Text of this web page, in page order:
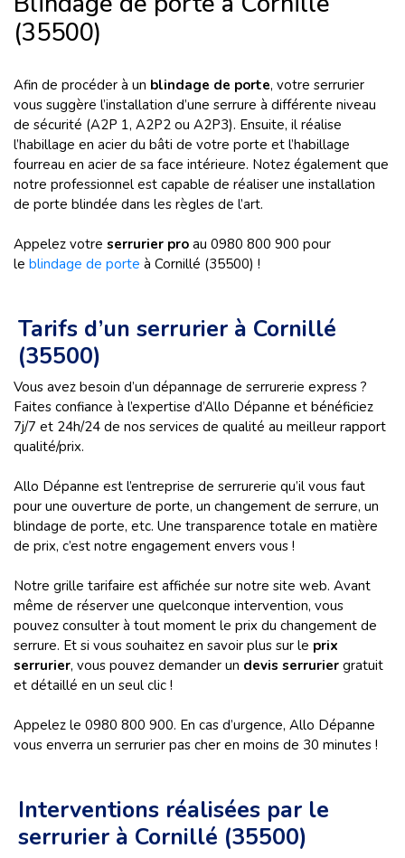
(35500)
Afin de procéder à un blindage de porte, votre serrurier
vous suggère l’installation d’une serrure à différente niveau
de sécurité (A2P 1, A2P2 ou A2P3). Ensuite, il réalise
l’habillage en acier du bâti de votre porte et l’habillage
fourreau en acier de sa face intérieure. Notez également que
notre professionnel est capable de réaliser une installation
de porte blindée dans les règles de l’art.
Appelez votre serrurier pro au 0980 800 900 pour
le blindage de porte à Cornillé (35500) !
Tarifs d’un serrurier à Cornillé
(35500)
Vous avez besoin d’un dépannage de serrurerie express ?
Faites confiance à l’expertise d’Allo Dépanne et bénéficiez
7j/7 et 24h/24 de nos services de qualité au meilleur rapport
qualité/prix.
Allo Dépanne est l’entreprise de serrurerie qu’il vous faut
pour une ouverture de porte, un changement de serrure, un
blindage de porte, etc. Une transparence totale en matière
de prix, c’est notre engagement envers vous !
Notre grille tarifaire est affichée sur notre site web. Avant
même de réserver une quelconque intervention, vous
pouvez consulter à tout moment le prix du changement de
serrure. Et si vous souhaitez en savoir plus sur le prix
serrurier, vous pouvez demander un devis serrurier gratuit
et détaillé en un seul clic !
Appelez le 0980 800 900. En cas d’urgence, Allo Dépanne
vous enverra un serrurier pas cher en moins de 30 minutes !
Interventions réalisées par le
serrurier à Cornillé (35500)